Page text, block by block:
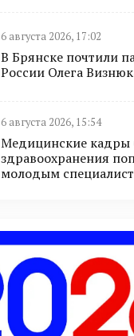
6 августа 2026, 17:02
В Брянске почтили
России Олега
6 августа 2026, 15:54
Медицинские кадры
здравоохранения
молодым